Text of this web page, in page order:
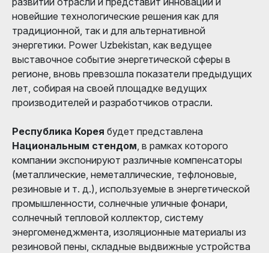
новейшие технологические решения как для
традиционной, так и для альтернативной
энергетики. Power Uzbekistan, как ведущее
выставочное событие энергетической сферы в
регионе, вновь превзошла показатели предыдущих
лет, собирая на своей площадке ведущих
производителей и разработчиков отрасли.
Республика Корея будет представлена
Национальным стендом , в рамках которого
компании экспонируют различные компенсаторы
(металлические, неметаллические, тефлоновые,
резиновые и т. д.), используемые в энергетической
промышленности, солнечные уличные фонари,
солнечный тепловой коллектор, систему
энергоменеджмента, изоляционные материалы из
резиновой пены, складные выдвижные устройства